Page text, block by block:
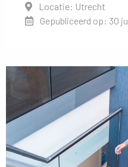
Locatie: Utrecht
Gepubliceerd op: 30